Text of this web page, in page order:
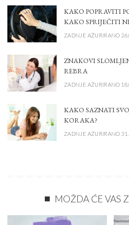
KAKO POPRAVITI
KAKO SPRIJEČITI
ZADNJE AŽURIRANO
ZNAKOVI
REBRA
ZADNJE AŽURIRANO
KAKO SAZNATI
KORAKA?
ZADNJE AŽURIRANO
MOŽDA ĆE VAS